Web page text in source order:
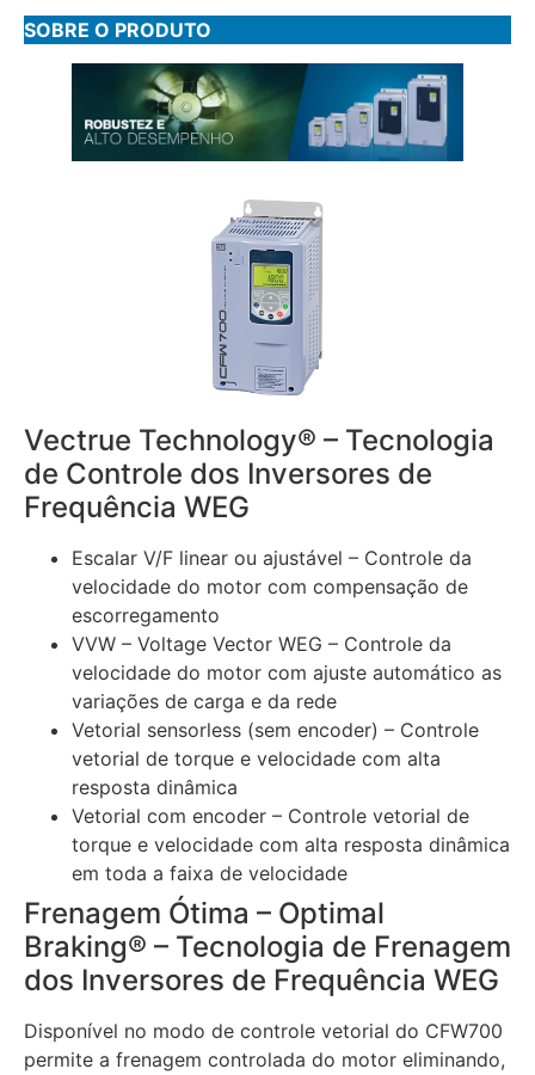
SOBRE O PRODUTO
Vectrue Technology® – Tecnologia
de Controle dos Inversores de
Frequência WEG
Escalar V/F linear ou ajustável – Controle da
velocidade do motor com compensação de
escorregamento
VVW – Voltage Vector WEG – Controle da
velocidade do motor com ajuste automático as
variações de carga e da rede
Vetorial sensorless (sem encoder) – Controle
vetorial de torque e velocidade com alta
resposta dinâmica
Vetorial com encoder – Controle vetorial de
torque e velocidade com alta resposta dinâmica
em toda a faixa de velocidade
Frenagem Ótima – Optimal
Braking® – Tecnologia de Frenagem
dos Inversores de Frequência WEG
Disponível no modo de controle vetorial do CFW700
permite a frenagem controlada do motor eliminando,